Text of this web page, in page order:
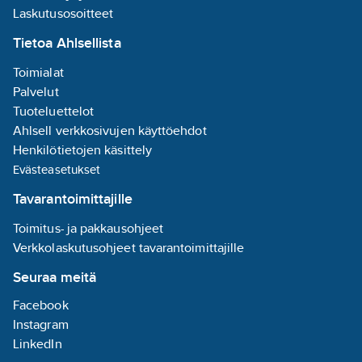
Laskutusosoitteet
Tietoa Ahlsellista
Toimialat
Palvelut
Tuoteluettelot
Ahlsell verkkosivujen käyttöehdot
Henkilötietojen käsittely
Evästeasetukset
Tavarantoimittajille
Toimitus- ja pakkausohjeet
Verkkolaskutusohjeet tavarantoimittajille
Seuraa meitä
Facebook
Instagram
LinkedIn